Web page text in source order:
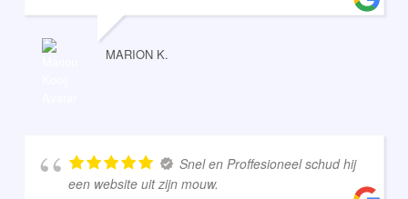
MARION K.
Snel en Proffesioneel schud hij
een website uit zijn mouw.